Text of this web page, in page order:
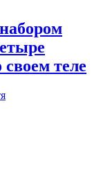
теле